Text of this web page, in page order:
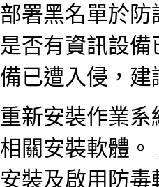
部署黑名單於
是否有資訊設
備已遭入侵，
重新安裝作業
相關安裝軟體
安裝及啟用防